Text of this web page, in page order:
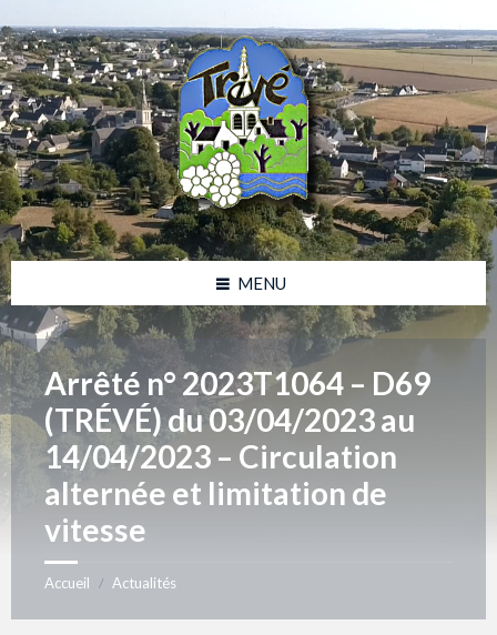
to
content
to
left
sidebar
to
right
sidebar
to
footer
MENU
Arrêté n° 2023T1064 – D69
(TRÉVÉ) du 03/04/2023 au
14/04/2023 – Circulation
alternée et limitation de
vitesse
Accueil / Actualités